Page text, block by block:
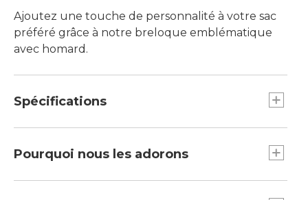
Ajoutez une touche de personnalité à votre sac
préféré grâce à notre breloque emblématique
avec homard.
Spécifications
Dimensions : 4 po L. x 1,5 po l.
Pourquoi nous les adorons